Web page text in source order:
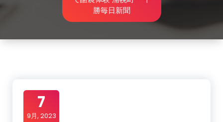
勝毎日新聞
7
9月, 2023